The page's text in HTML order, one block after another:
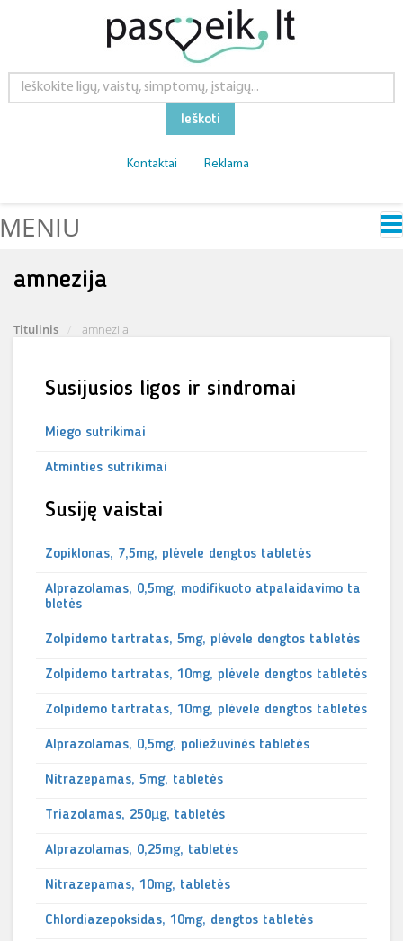
Ieškoti
Kontaktai Reklama
MENIU
amnezija
Titulinis amnezija
Susijusios ligos ir sindromai
Miego sutrikimai
Atminties sutrikimai
Susiję vaistai
Zopiklonas, 7,5mg, plėvele dengtos tabletės
Alprazolamas, 0,5mg, modifikuoto atpalaidavimo ta
bletės
Zolpidemo tartratas, 5mg, plėvele dengtos tabletės
Zolpidemo tartratas, 10mg, plėvele dengtos tabletės
Zolpidemo tartratas, 10mg, plėvele dengtos tabletės
Alprazolamas, 0,5mg, poliežuvinės tabletės
Nitrazepamas, 5mg, tabletės
Triazolamas, 250µg, tabletės
Alprazolamas, 0,25mg, tabletės
Nitrazepamas, 10mg, tabletės
Chlordiazepoksidas, 10mg, dengtos tabletės